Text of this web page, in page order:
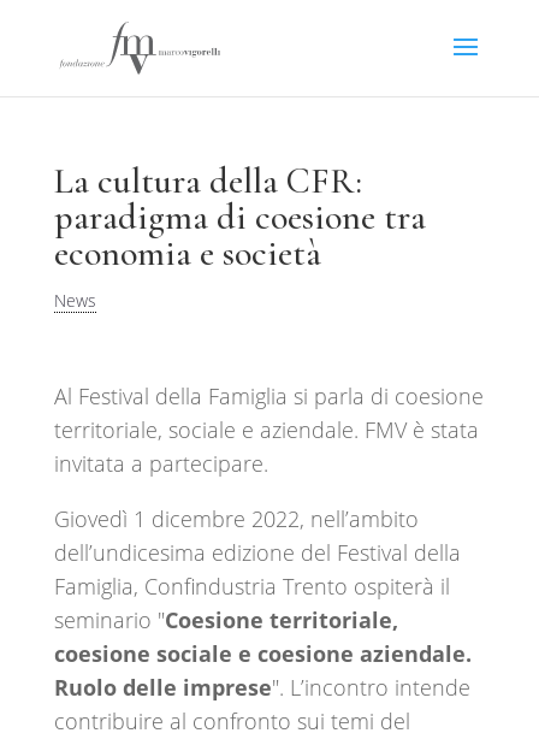
La cultura della CFR:
paradigma di coesione tra
economia e società
News
Al Festival della Famiglia si parla di coesione
territoriale, sociale e aziendale. FMV è stata
invitata a partecipare.
Giovedì 1 dicembre 2022, nell’ambito
dell’undicesima edizione del Festival della
Famiglia, Confindustria Trento ospiterà il
seminario "Coesione territoriale,
coesione sociale e coesione aziendale.
Ruolo delle imprese". L’incontro intende
contribuire al confronto sui temi del